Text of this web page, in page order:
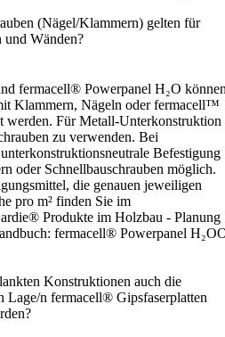
(Nägel/Klammern) gelten für
Wänden?
fermacell® Powerpanel H₂O
Klammern, Nägeln oder fermacell™
werden. Für Metall-Unterkonstruktion
zu verwenden. Bei
Befestigung
oder Schnellbauschrauben möglich.
die genauen jeweiligen
pro m² finden Sie im
Produkte im Holzbau - Planung
fermacell® Powerpanel H₂O
Konstruktionen auch die
Lage/n fermacell® Gipsfaserplatten